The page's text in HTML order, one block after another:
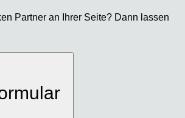
Part­ner an Ihrer Sei­te? Dann las­sen